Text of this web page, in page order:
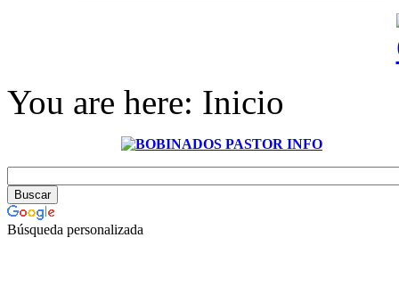
You are here: Inicio
Búsqueda personalizada